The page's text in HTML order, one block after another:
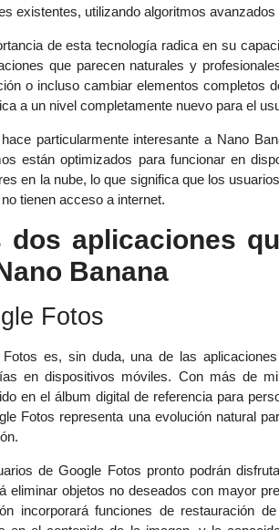
existentes, utilizando algoritmos
de esta tecnología radica en su
que parecen naturales y
o incluso cambiar elementos completos
a un nivel completamente nuevo para el
particularmente interesante a Nano
están optimizados para funcionar en
en la nube, lo que significa que los
tienen acceso a internet.
dos aplicaciones
Banana
Fotos
Fotos es, sin duda, una de las
en dispositivos móviles. Con más de
en el álbum digital de referencia para
Fotos representa una evolución natural
de Google Fotos pronto podrán
eliminar objetos no deseados con mayor
incorporará funciones de restauración